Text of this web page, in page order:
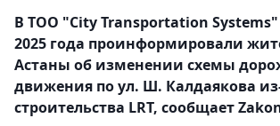
В ТОО "City Transportation Systems"
2025 года проинформировали
Астаны об изменении схемы
движения по ул. Ш. Калдаякова
строительства LRT, сообщает